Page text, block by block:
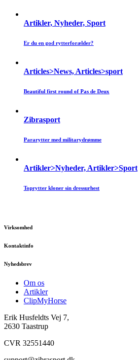
Artikler, Nyheder, Sport
Er du en god rytterforælder?
Articles>News, Articles>sport
Beautiful first round of Pas de Deux
Zibrasport
Pararytter med militarydrømme
Artikler>Nyheder, Artikler>Sport
Toprytter kloner sin dressurhest
Virksomhed
Kontaktinfo
Nyhedsbrev
Om os
Artikler
ClipMyHorse
Erik Husfeldts Vej 7,
2630 Taastrup
CVR 32551440